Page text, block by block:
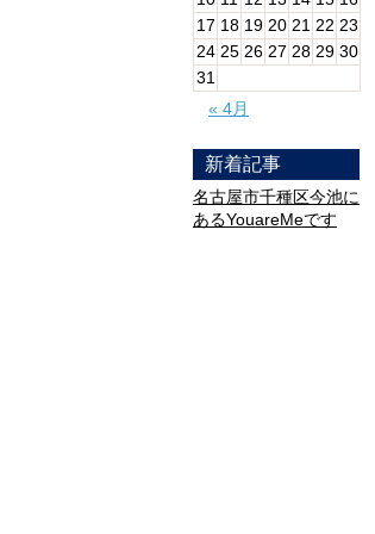
« 4月
17 18 19 20 21 22 23
24 25 26 27 28 29 30
31
新着記事
名古屋市千種区今池に
あるYouareMeです